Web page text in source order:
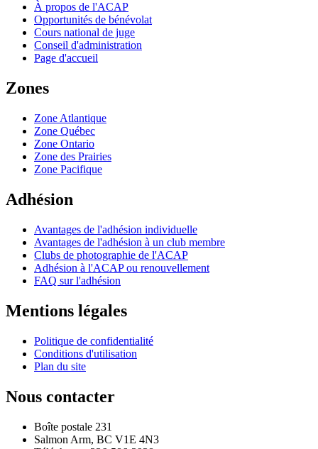
À propos de l'ACAP
Opportunités de bénévolat
Cours national de juge
Conseil d'administration
Page d'accueil
Zones
Zone Atlantique
Zone Québec
Zone Ontario
Zone des Prairies
Zone Pacifique
Adhésion
Avantages de l'adhésion individuelle
Avantages de l'adhésion à un club membre
Clubs de photographie de l'ACAP
Adhésion à l'ACAP ou renouvellement
FAQ sur l'adhésion
Mentions légales
Politique de confidentialité
Conditions d'utilisation
Plan du site
Nous contacter
Boîte postale 231
Salmon Arm, BC V1E 4N3